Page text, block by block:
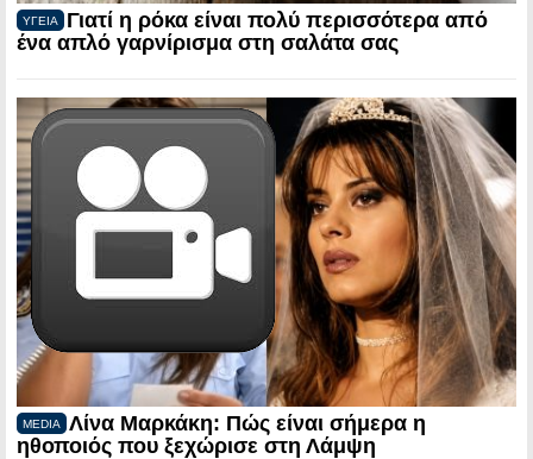
ΥΓΕΙΑ
Γιατί η ρόκα είναι πολύ περισσότερα από
ένα απλό γαρνίρισμα στη σαλάτα σας
MEDIA
Λίνα Μαρκάκη: Πώς είναι σήμερα η
ηθοποιός που ξεχώρισε στη Λάμψη